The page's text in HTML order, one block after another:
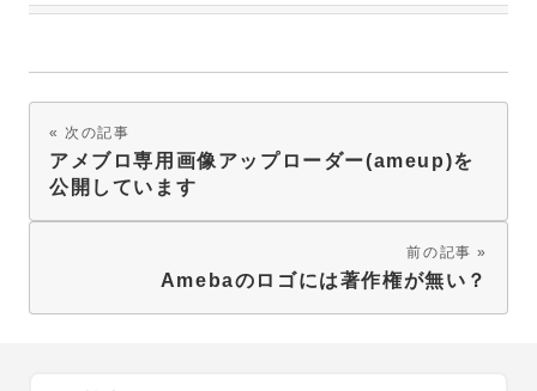
次の記事
アメブロ専用画像アップローダー(ameup)を
公開しています
前の記事
Amebaのロゴには著作権が無い？